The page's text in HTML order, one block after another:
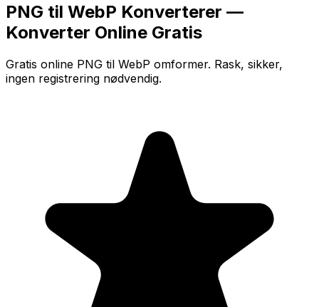
PNG til WebP Konverterer —
Konverter Online Gratis
Gratis online PNG til WebP omformer. Rask, sikker,
ingen registrering nødvendig.